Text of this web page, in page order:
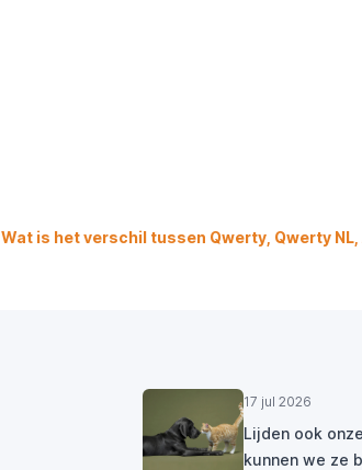
Wat is het verschil tussen Qwerty, Qwerty
17 jul 2026
Lijden ook
kunnen we ze